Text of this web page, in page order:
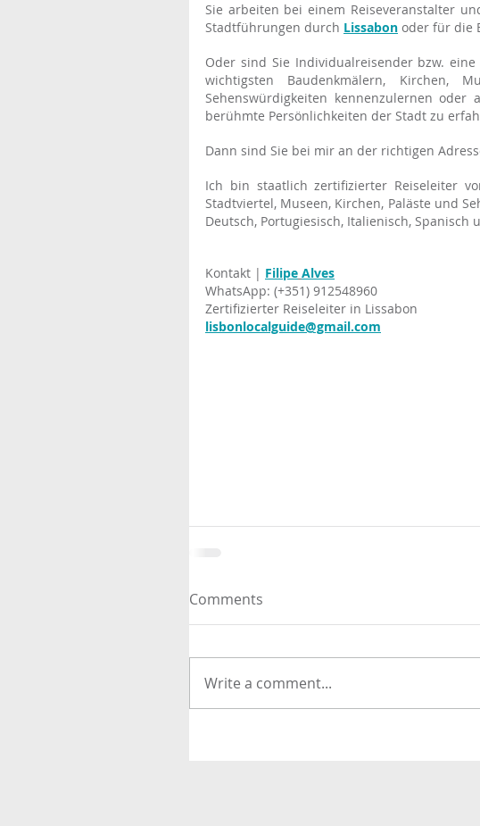
Sie arbeiten bei einem Reiseveranstalter
Stadtführungen durch Lissabon oder für die
Oder sind Sie Individualreisender bzw.
wichtigsten Baudenkmälern, Kirchen,
Sehenswürdigkeiten kennenzulernen
berühmte Persönlichkeiten der Stadt zu
Dann sind Sie bei mir an der richtigen
Ich bin staatlich zertifizierter Reiseleiter
Stadtviertel, Museen, Kirchen, Paläste und
Deutsch, Portugiesisch, Italienisch, Spanisch
Kontakt | Filipe Alves
WhatsApp: (+351) 912548960
Zertifizierter Reiseleiter in Lissabon
lisbonlocalguide@gmail.com
Comments
Write a comment...